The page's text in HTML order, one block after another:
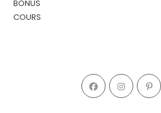
BONUS
COURS